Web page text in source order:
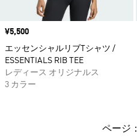
価格
¥5,500
エッセンシャルリブTシャツ /
ESSENTIALS RIB TEE
レディース オリジナルス
3 カラー
ページ